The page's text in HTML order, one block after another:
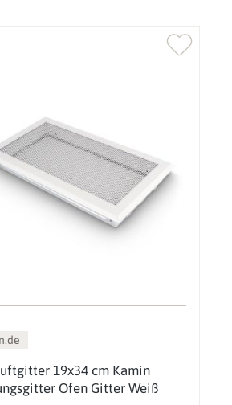
19x34 cm Kamin
Ofen Gitter Weiß